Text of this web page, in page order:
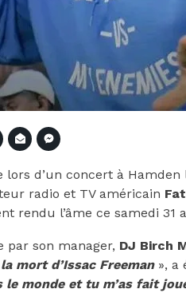
d’un concert à
radio et TV américain
rendu l’âme ce samedi 31
par son manager, DJ Birch
mort d’Issac Freeman», a
monde et tu m’as fait